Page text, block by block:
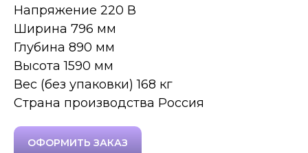
Напряжение 220 В
Ширина 796 мм
Глубина 890 мм
Высота 1590 мм
Вес (без упаковки) 168 кг
Страна производства Россия
ОФОРМИТЬ ЗАКАЗ